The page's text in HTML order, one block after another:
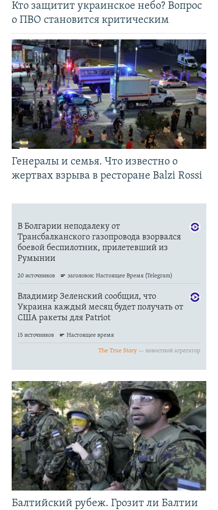
Кто защитит украинское небо? Вопрос
о ПВО становится критическим
Генералы и семья. Что известно о
жертвах взрыва в ресторане Balzi Rossi
Балтийский рубеж. Грозит ли Балтии